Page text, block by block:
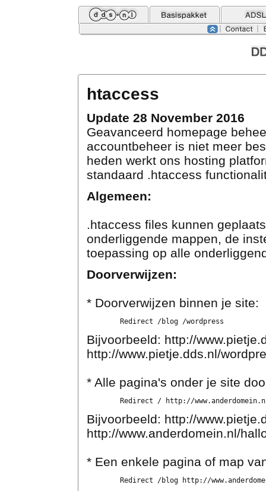
htaccess
Update 28 November 2016
Geavanceerd homepage
accountbeheer is niet meer
heden werkt ons hosting
standaard .htaccess
Algemeen:
.htaccess files kunnen
onderliggende mappen, de
toepassing op alle
Doorverwijzen:
* Doorverwijzen binnen je site:
Bijvoorbeeld: http://
http://www.pietje.dds.nl/
* Alle pagina's onder je site
Bijvoorbeeld: http://
http://www.anderdomein.nl/
* Een enkele pagina of map